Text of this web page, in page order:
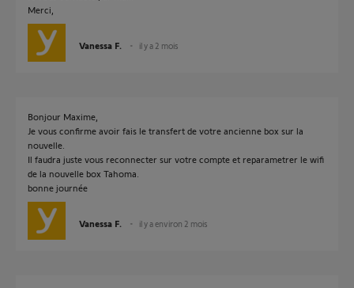
Merci,
Vanessa F. il y a 2 mois
Bonjour Maxime,
Je vous confirme avoir fais le transfert de votre ancienne box sur la
nouvelle.
Il faudra juste vous reconnecter sur votre compte et reparametrer le wifi
de la nouvelle box Tahoma.
bonne journée
Vanessa F. il y a environ 2 mois